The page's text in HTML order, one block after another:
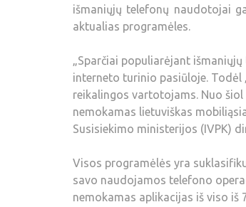
išmaniųjų telefonų naudotojai
aktualias programėles.
„Sparčiai populiarėjant
interneto turinio pasiūloje. Todėl
reikalingos vartotojams. Nuo
nemokamas lietuviškas
Susisiekimo ministerijos (IVPK)
Visos programėlės yra
savo naudojamos telefono
nemokamas aplikacijas iš viso